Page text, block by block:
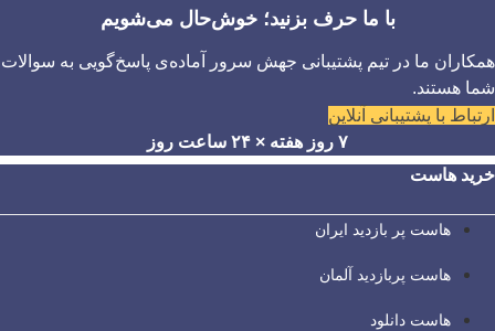
با ما حرف بزنید؛ خوش‌حال می‌شویم
همکاران ما در تیم پشتیبانی جهش سرور آماده‌ی پاسخ‌گویی به سوالات
شما هستند.
ارتباط با پشتیبانی آنلاین
۷ روز هفته × ۲۴ ساعت روز
خرید هاست
هاست پر بازدید ایران
هاست پربازدید آلمان
هاست دانلود